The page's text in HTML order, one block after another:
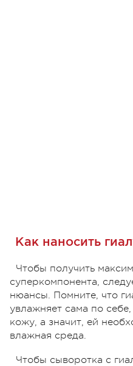
Как наносить
Чтобы получить
суперкомпонента,
нюансы. Помните, что
увлажняет сама по
кожу, а значит, ей
влажная среда.
Чтобы сыворотка с